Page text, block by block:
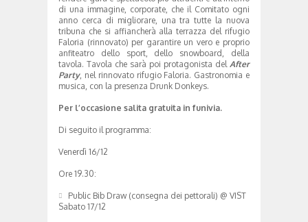
di una immagine, corporate, che il Comitato ogni
anno cerca di migliorare, una tra tutte la nuova
tribuna che si affiancherà alla terrazza del rifugio
Faloria (rinnovato) per garantire un vero e proprio
anfiteatro dello sport, dello snowboard, della
tavola. Tavola che sarà poi protagonista del After
Party, nel rinnovato rifugio Faloria. Gastronomia e
musica, con la presenza Drunk Donkeys.
Per l’occasione salita gratuita in funivia.
Di seguito il programma:
Venerdì 16/12
Ore 19.30:
Public Bib Draw (consegna dei pettorali) @ VIST
Sabato 17/12